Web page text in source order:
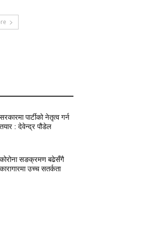
पार्टीको नेतृत्व गर्न
: देवेन्द्र पौडेल
सङक्रमण बढेसँगै
उच्च सतर्कता